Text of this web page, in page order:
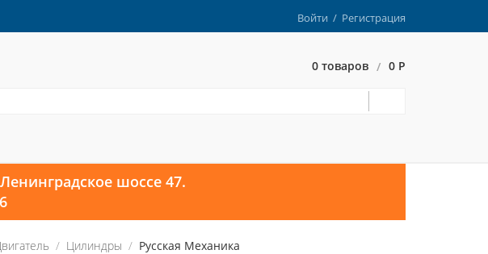
Войти / Регистрация
0 товаров / 0 Р
шоссе 47.
Цилиндры Русская Механика